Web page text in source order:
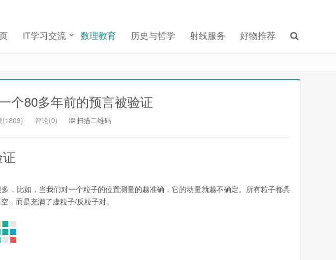
IT学习交流 数理教育 历史与哲学 射线服务 好物推荐
个80多年前的预言被验证
(1809) 评论(0) 扫描二维码
，比如，当我们对一个粒子的位置测量的越准确，它的动量就越不确定。所有粒子都具
，而是充满了虚粒子/反粒子对。
至你的邮箱, 请正确填写以
注册和激活